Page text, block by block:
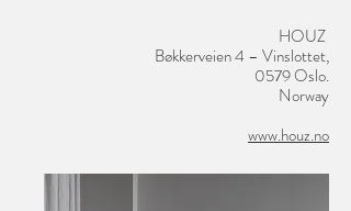
HOUZ
Bøkkerveien 4 – Vinslottet,
0579 Oslo.
Norway
www.houz.no